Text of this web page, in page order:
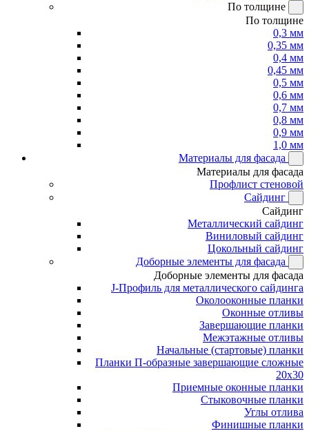
По толщине
По толщине
0,3 мм
0,35 мм
0,4 мм
0,45 мм
0,5 мм
0,6 мм
0,7 мм
0,8 мм
0,9 мм
1,0 мм
Материалы для фасада
Материалы для фасада
Профлист стеновой
Сайдинг
Сайдинг
Металлический сайдинг
Виниловый сайдинг
Цокольный сайдинг
Доборные элементы для фасада
Доборные элементы для фасада
J-Профиль для металлического сайдинга
Околооконные планки
Оконные отливы
Завершающие планки
Межэтажные отливы
Начальные (стартовые) планки
Планки П-образные завершающие сложные
20x30
Приемные оконные планки
Стыковочные планки
Углы отлива
Финишные планки